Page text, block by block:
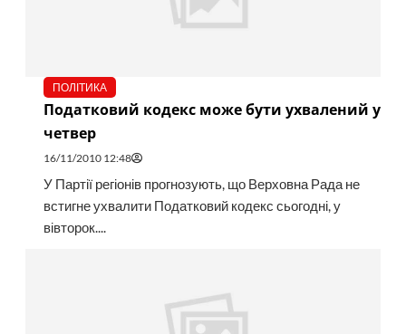
ПОЛІТИКА
Податковий кодекс може бути ухвалений у
четвер
16/11/2010 12:48
У Партії регіонів прогнозують, що Верховна Рада не
встигне ухвалити Податковий кодекс сьогодні, у
вівторок....